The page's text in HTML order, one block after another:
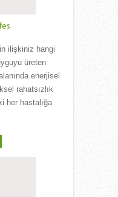
ilişkiniz hangi
üreten
enerjisel
rahatsızlık
her hastalığa